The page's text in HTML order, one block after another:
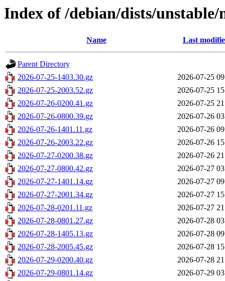
Index of /debian/dists/
Name Last
Parent Directory
2026-07-25-1403.30.gz
2026-07-25
2026-07-25-2003.52.gz
2026-07-25
2026-07-26-0200.41.gz
2026-07-25
2026-07-26-0800.39.gz
2026-07-26
2026-07-26-1401.11.gz
2026-07-26
2026-07-26-2003.22.gz
2026-07-26
2026-07-27-0200.38.gz
2026-07-26
2026-07-27-0800.42.gz
2026-07-27
2026-07-27-1401.14.gz
2026-07-27
2026-07-27-2001.34.gz
2026-07-27
2026-07-28-0201.11.gz
2026-07-27
2026-07-28-0801.27.gz
2026-07-28
2026-07-28-1405.13.gz
2026-07-28
2026-07-28-2005.45.gz
2026-07-28
2026-07-29-0200.40.gz
2026-07-28
2026-07-29-0801.14.gz
2026-07-29